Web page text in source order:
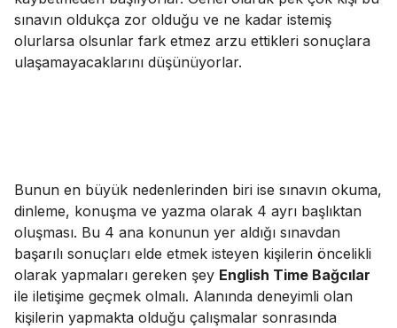
sınavın oldukça zor olduğu ve ne kadar istemiş
olurlarsa olsunlar fark etmez arzu ettikleri sonuçlara
ulaşamayacaklarını düşünüyorlar.
Bunun en büyük nedenlerinden biri ise sınavın okuma,
dinleme, konuşma ve yazma olarak 4 ayrı başlıktan
oluşması. Bu 4 ana konunun yer aldığı sınavdan
başarılı sonuçları elde etmek isteyen kişilerin öncelikli
olarak yapmaları gereken şey English Time Bağcılar
ile iletişime geçmek olmalı. Alanında deneyimli olan
kişilerin yapmakta olduğu çalışmalar sonrasında